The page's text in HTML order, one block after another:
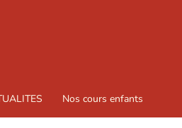
Nos cours enfants